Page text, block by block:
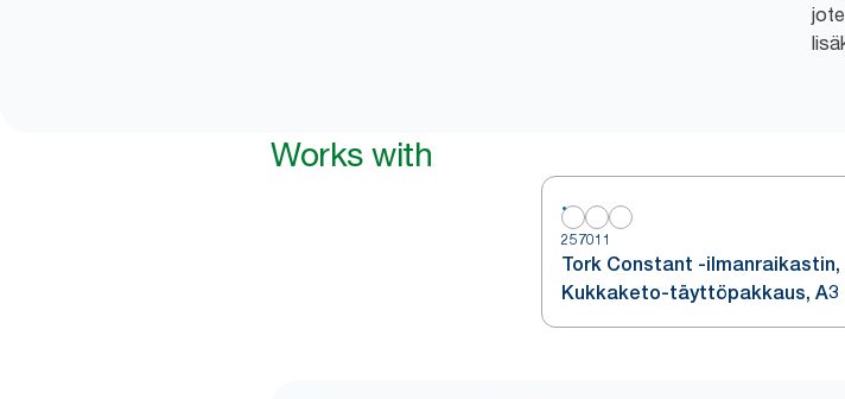
Works with
257011
Tork Constant -ilmanraikastin,
Kukkaketo-täyttöpakkaus, A3